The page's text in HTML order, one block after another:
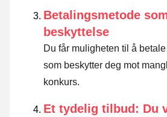
Betalingsmetode
beskyttelse
Du får muligheten til å
som beskytter deg mot
konkurs.
Et tydelig tilbud: Du